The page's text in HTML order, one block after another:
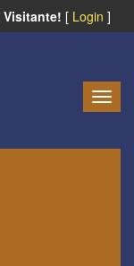
Visitante! [ Login ]